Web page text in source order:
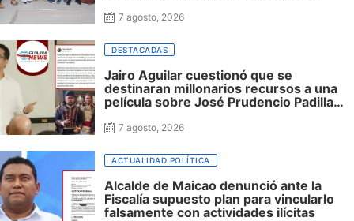
con impacto regional
7 agosto, 2026
DESTACADAS
Jairo Aguilar cuestionó que se
destinaran millonarios recursos a una
película sobre José Prudencio Padilla
ni incluyó al departamento, mientras
honor en Riohacha
7 agosto, 2026
ACTUALIDAD POLÍTICA
Alcalde de Maicao denunció ante la
Fiscalía supuesto plan para vincularlo
falsamente con actividades ilícitas